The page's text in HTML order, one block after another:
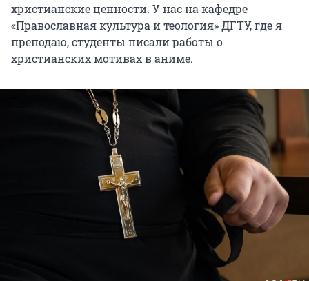
христианские ценности. У нас на кафедре
«Православная культура и теология» ДГТУ, где я
преподаю, студенты писали работы о
христианских мотивах в аниме.